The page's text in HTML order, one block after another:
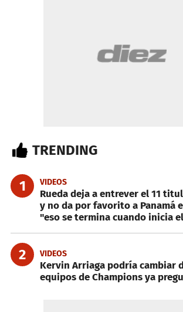
TRENDING
1 VIDEOS
Rueda deja a entrever el 11
y no da por favorito a Panamá
"eso se termina cuando inicia
2 VIDEOS
Kervin Arriaga podría cambiar
equipos de Champions ya